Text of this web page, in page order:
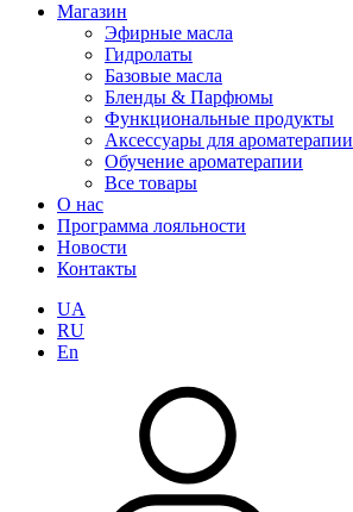
Магазин
Эфирные масла
Гидролаты
Базовые масла
Бленды & Парфюмы
Функциональные продукты
Аксессуары для ароматерапии
Обучение ароматерапии
Все товары
О нас
Программа лояльности
Новости
Контакты
UA
RU
En